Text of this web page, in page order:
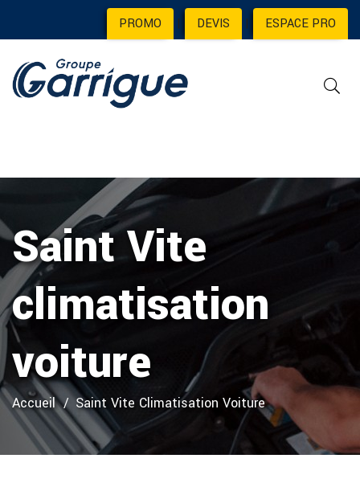
PROMO | DEVIS | ESPACE PRO
Saint Vite
climatisation
voiture
Accueil Saint Vite Climatisation Voiture